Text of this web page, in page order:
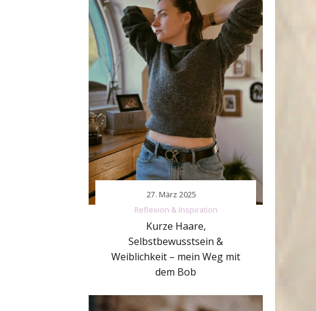
Reflexion & Inspiration
Kurze Haare,
Selbstbewusstsein &
Weiblichkeit – mein Weg mit
dem Bob
27. März 2025